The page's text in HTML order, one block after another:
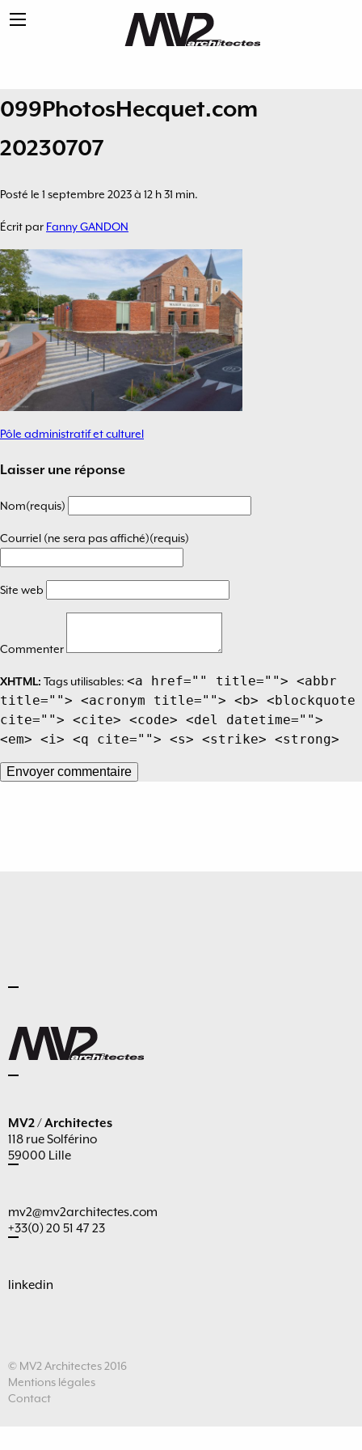
099PhotosHecquet.com
20230707
Posté le 1 septembre 2023 à 12 h 31 min.
Écrit par Fanny GANDON
Navigation
de
l’article
Pôle administratif et culturel
Laisser une réponse
Nom(requis)
Courriel (ne sera pas affiché)(requis)
Site web
Commenter
XHTML: Tags utilisables: <a href="" title=""> <abbr
title=""> <acronym title=""> <b> <blockquote
cite=""> <cite> <code> <del datetime="">
<em> <i> <q cite=""> <s> <strike> <strong>
MV2 / Architectes
118 rue Solférino
59000 Lille
mv2@mv2architectes.com
+33(0) 20 51 47 23
linkedin
© MV2 Architectes 2016
Mentions légales
Contact